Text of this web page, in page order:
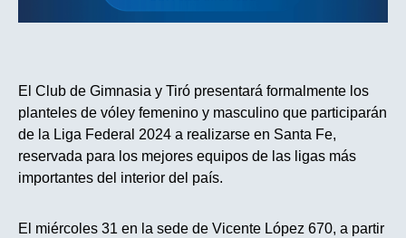
El Club de Gimnasia y Tiró presentará formalmente los
planteles de vóley femenino y masculino que participarán
de la Liga Federal 2024 a realizarse en Santa Fe,
reservada para los mejores equipos de las ligas más
importantes del interior del país.
El miércoles 31 en la sede de Vicente López 670, a partir